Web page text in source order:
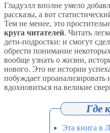
Гладуэлл вполне умело
рассказы, а вот
Тем не менее, это
круга читателей. Читать
дети-подростки: и смогут
обрести понимание
вообще узнать о жизни,
нового. Это не истории
побуждает проанализировать
вдохновиться на великие
Эта книга в